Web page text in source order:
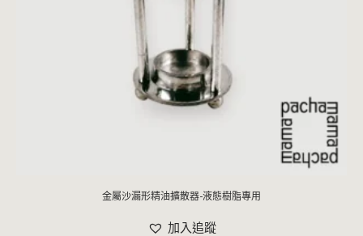
金屬沙漏形精油擴散器-液態樹脂專用
加入追蹤